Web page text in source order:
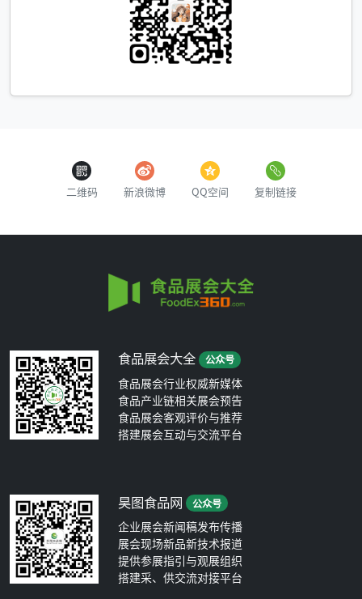
二维码 新浪微博 QQ空间 复制链接
食品展会大全 公众号
食品展会行业权威新媒体
食品产业链相关展会预告
食品展会客观评价与推荐
搭建展会互动与交流平台
昊图食品网 公众号
企业展会新闻稿发布传播
展会现场新品新技术报道
提供参展指引与观展组织
搭建采、供交流对接平台